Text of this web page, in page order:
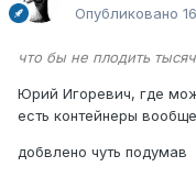
Опубликовано
что бы не плодить
Юрий Игоревич, где
есть контейнеры
добвлено чуть подумав